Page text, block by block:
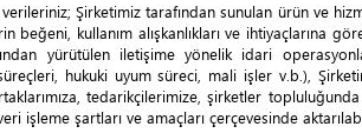
Şirketimiz tarafından sunulan ürün ve
beğeni, kullanım alışkanlıkları ve ihtiyaçlarına
yürütülen iletişime yönelik idari
hukuki uyum süreci, mali işler v.b.),
tedarikçilerimize, şirketler
işleme şartları ve amaçları çerçevesinde